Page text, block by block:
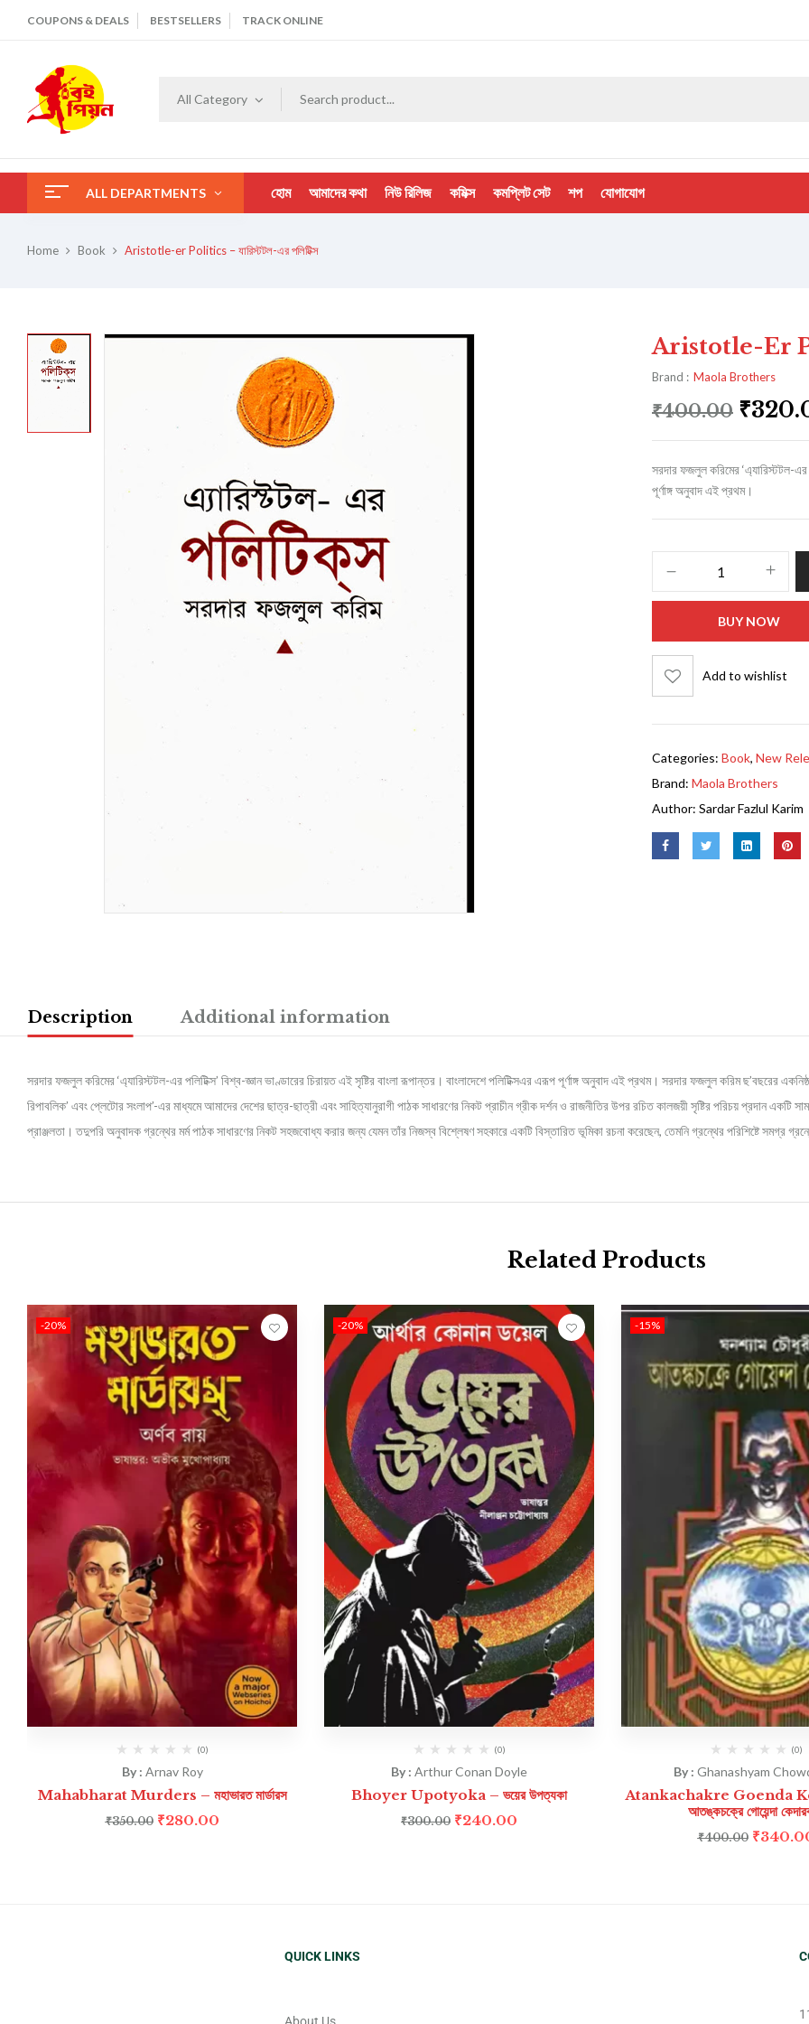
COUPONS & DEALS BESTSELLERS TRACK ONLINE
All Category
ALL DEPARTMENTS হোম আমাদের কথা নিউ রিলিজ কমিক্স কমপ্লিট সেট শপ যোগাযোগ
Home Book Aristotle-er Politics – যারিস্টটল-এর পলিটিক্স
Aristotle-Er
Brand : Maola Brothers
₹400.00 ₹
সরদার ফজলুল করিমের ‘এ্যারিস্টটল-এর
পূর্ণাঙ্গ অনুবাদ এই প্রথম।
BUY NOW
Add to wishlist
Categories: Book, New
Brand: Maola Brothers
Author: Sardar Fazlul Karim
Description Additional information
সরদার ফজলুল করিমের ‘এ্যারিস্টটল-এর পলিটিক্স’ বিশ্ব-জ্ঞান ভাণ্ডারের চিরায়ত এই সৃষ্টির বাংলা রূপান্তর। বাংলাদেশে পলিটিক্সএর এরূপ পূর্ণাঙ্গ অনুবাদ এই প্রথম। সরদার ফজলুল করিম ছ’বছরের
রিপাবলিক’ এবং প্লেটোর সংলাপ’-এর মাধ্যমে আমাদের দেশের ছাত্র-ছাত্রী এবং সাহিত্যানুরাগী পাঠক সাধারণের নিকট প্রাচীন গ্রীক দর্শন ও রাজনীতির উপর রচিত কালজয়ী সৃষ্টির পরিচয় প্রদান একটি
প্রাঞ্জলতা। তদুপরি অনুবাদক গ্রন্থের মর্ম পাঠক সাধারণের নিকট সহজবোধ্য করার জন্য যেমন তাঁর নিজস্ব বিশ্লেষণ সহকারে একটি বিস্তারিত ভূমিকা রচনা করেছেন, তেমনি গ্রন্থের পরিশিষ্টে সমগ্র
Related Products
-20%
(0)
By : Arnav Roy
Mahabharat Murders – মহাভারত মার্ডারস
₹350.00 ₹280.00
-20%
(0)
By : Arthur Conan Doyle
Bhoyer Upotyoka – ভয়ের উপত্যকা
₹300.00 ₹240.00
-15%
(0)
By : Ghanashyam
Atankachakre Goenda
আতঙ্কচক্রে গোয়েন্দা
₹400.00 ₹
QUICK LINKS